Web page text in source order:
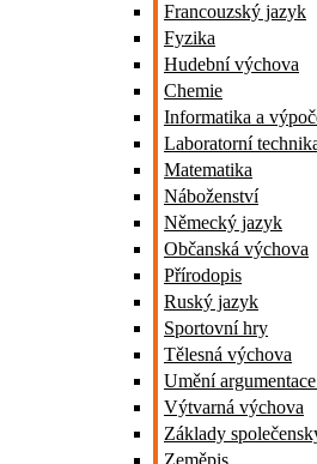
Francouzský jazyk
Fyzika
Hudební výchova
Chemie
Informatika a
Laboratorní
Matematika
Náboženství
Německý jazyk
Občanská výchova
Přírodopis
Ruský jazyk
Sportovní hry
Tělesná výchova
Umění
Výtvarná výchova
Základy